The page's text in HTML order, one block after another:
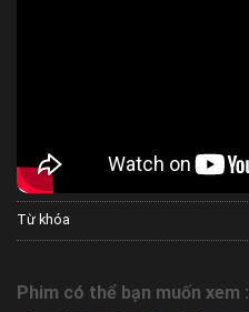
Từ khóa
Phim có thể bạn muốn xem :